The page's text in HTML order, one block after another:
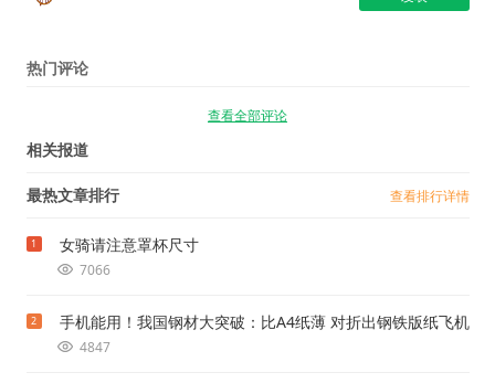
热门评论
查看全部评论
相关报道
最热文章排行 查看排行详情
1 女骑请注意罩杯尺寸
7066
2 手机能用！我国钢材大突破：比A4纸薄 对折出钢铁版纸飞机
4847